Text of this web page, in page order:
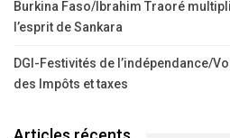
Burkina Faso/Ibrahim Traoré
l’esprit de Sankara
DGI-Festivités de l’indépendance/
des Impôts et taxes